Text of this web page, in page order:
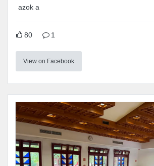
azok a
80 1
View on Facebook